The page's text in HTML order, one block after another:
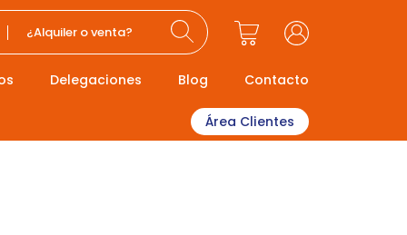
¿Alquiler o venta?
Delegaciones Blog Contacto
Área Clientes